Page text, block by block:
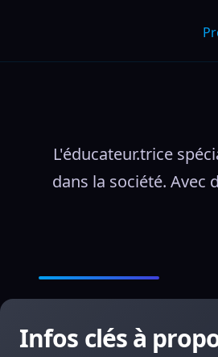
L'éducateur.trice
dans la société.
Infos clés à